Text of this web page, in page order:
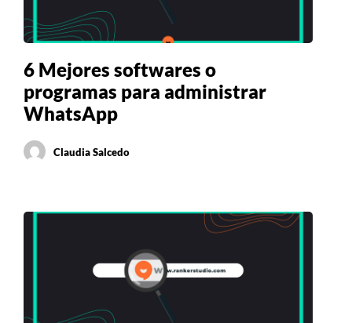
6 Mejores softwares o
programas para administrar
WhatsApp
Claudia Salcedo